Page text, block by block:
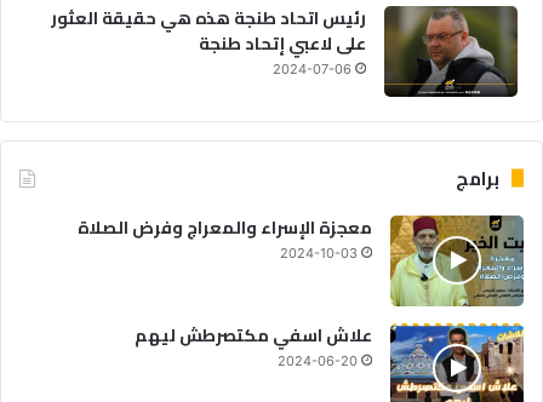
رئيس اتحاد طنجة هذه هي حقيقة العثور
على لاعبي إتحاد طنجة
2024-07-06
برامج
معجزة الإسراء والمعراج وفرض الصلاة
2024-10-03
علاش اسفي مكتصرطش ليهم
2024-06-20